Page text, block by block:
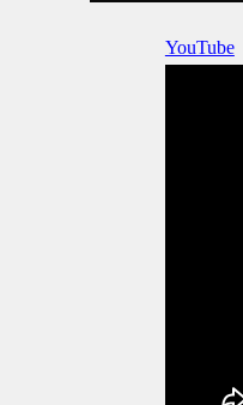
YouTube